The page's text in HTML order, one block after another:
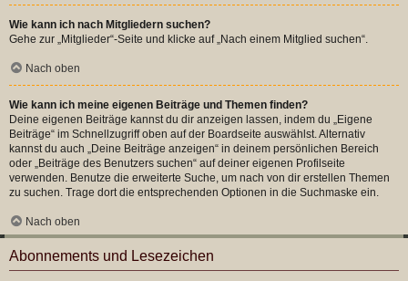
Wie kann ich nach Mitgliedern suchen?
Gehe zur „Mitglieder“-Seite und klicke auf „Nach einem Mitglied suchen“.
Nach oben
Wie kann ich meine eigenen Beiträge und Themen finden?
Deine eigenen Beiträge kannst du dir anzeigen lassen, indem du „Eigene
Beiträge“ im Schnellzugriff oben auf der Boardseite auswählst. Alternativ
kannst du auch „Deine Beiträge anzeigen“ in deinem persönlichen Bereich
oder „Beiträge des Benutzers suchen“ auf deiner eigenen Profilseite
verwenden. Benutze die erweiterte Suche, um nach von dir erstellen Themen
zu suchen. Trage dort die entsprechenden Optionen in die Suchmaske ein.
Nach oben
Abonnements und Lesezeichen